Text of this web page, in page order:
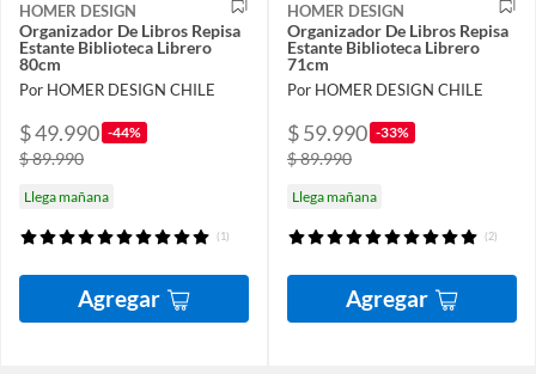
HOMER DESIGN
Organizador De Libros Repisa
Estante Biblioteca Librero
80cm
Por HOMER DESIGN CHILE
$ 49.990 -44%
$ 89.990
Llega mañana
(1)
Agregar
HOMER DESIGN
Organizador De Libros Repisa
Estante Biblioteca Librero
71cm
Por HOMER DESIGN CHILE
$ 59.990 -33%
$ 89.990
Llega mañana
(2)
Agregar